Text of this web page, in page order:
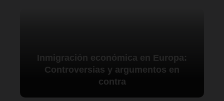
Inmigración económica en Europa:
Controversias y argumentos en
contra